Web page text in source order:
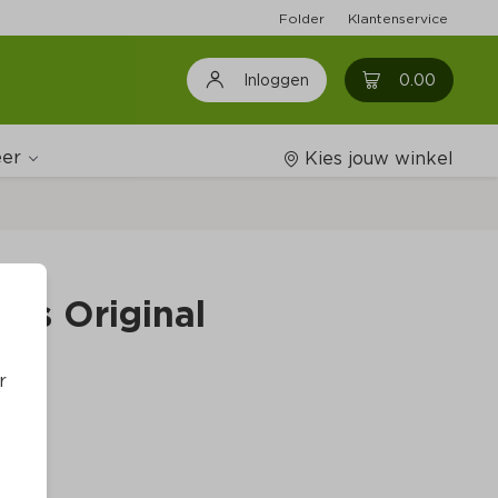
Folder Klantenservice
Inloggen 0.00 0
Wijnshop
Kies jouw winkel
Original